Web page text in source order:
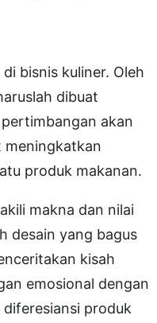
bisnis kuliner. Oleh
dibuat
akan
meningkatkan
produk makanan.
makna dan nilai
desain yang bagus
kisah
emosional dengan
produk